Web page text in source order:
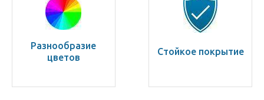
Разнообразие
цветов
Стойкое покрытие